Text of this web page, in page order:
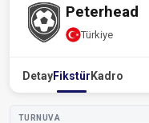
Peterhead
Türkiye
DetayFikstür Kadro
TURNUVA